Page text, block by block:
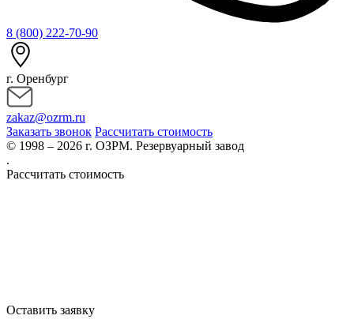
8 (800) 222-70-90
г. Оренбург
zakaz@ozrm.ru
Заказать звонок Рассчитать стоимость
© 1998 – 2026 г. ОЗРМ. Резервуарный завод
.
Рассчитать стоимость
Оставить заявку